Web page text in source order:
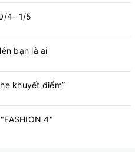
4- 1/5
bạn là ai
khuyết điểm”
4"